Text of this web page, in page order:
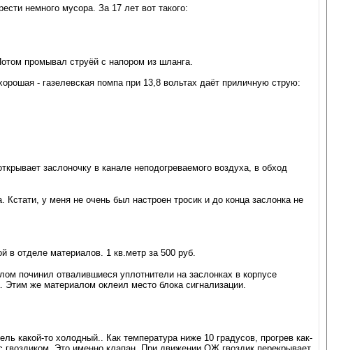
немного мусора. За 17 лет вот такого:
промывал струёй с напором из шланга.
- газелевская помпа при 13,8 вольтах даёт приличную струю:
заслоночку в канале неподогреваемого воздуха, в обход
у меня не очень был настроен тросик и до конца заслонка не
в отделе материалов. 1 кв.метр за 500 руб.
починил отвалившиеся уплотнители на заслонках в корпусе
же материалом оклеил место блока сигнализации.
какой-то холодный.. Как температура ниже 10 градусов, прогрев как-